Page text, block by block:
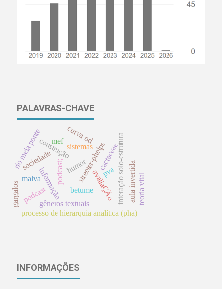
PALAVRAS-CHAVE
interação solo-estrutura
streeter-phelps
podcast; avaliaÇÃo
construçãosistemas
informação
humor
rio meia ponte cactaceae
curva od
gêneros textuais
podcast
processo de hierarquia analítica (pha)
gargalos aula invertida
sociedade
teoria vital
malva
pva
betume
mef
INFORMAÇÕES